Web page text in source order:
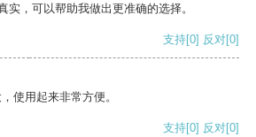
实，可以帮助我做出更准确的选择。
支持[0] 反对[0]
使用起来非常方便。
支持[0] 反对[0]